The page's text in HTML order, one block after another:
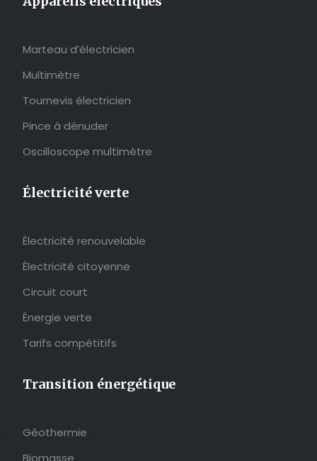
Marteau d’électricien
Multimètre
Tournevis électricien
Pince à dénuder
Oscilloscope multimètre
Électricité verte
Électricité renouvelable
Électricité citoyenne
Circuit court
Énergie verte
Tarifs compétitifs
Transition énergétique
Géothermie
Biomasse